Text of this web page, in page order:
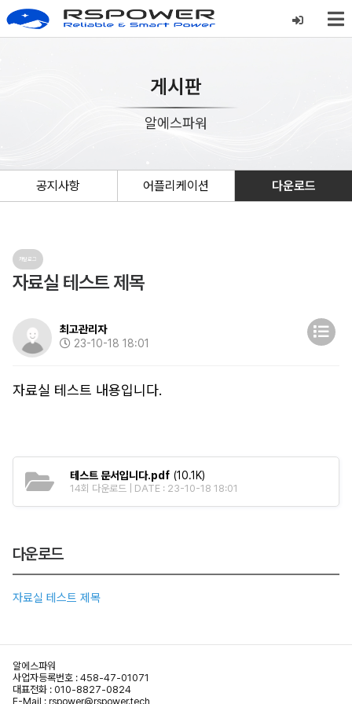
게시판
알에스파워
공지사항 어플리케이션 다운로드
다운로드
자료실 테스트 제목
카탈로그
자료실 테스트 제목
최고관리자
23-10-18 18:01
자료실 테스트 내용입니다.
테스트 문서입니다.pdf(10.1K)
14회 다운로드 | DATE : 23-10-18 18:01
알에스파워
사업자등록번호 : 458-47-01071
대표전화 : 010-8827-0824
E-Mail : rspower@rspower.tech